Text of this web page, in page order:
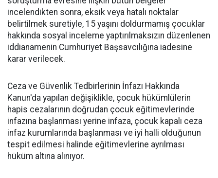
incelendikten sonra, eksik veya hatalı noktalar
belirtilmek suretiyle, 15 yaşını doldurmamış çocuklar
hakkında sosyal inceleme yaptırılmaksızın düzenlenen
iddianamenin Cumhuriyet Başsavcılığına iadesine
karar verilecek.
Ceza ve Güvenlik Tedbirlerinin İnfazı Hakkında
Kanun'da yapılan değişiklikle, çocuk hükümlülerin
hapis cezalarının doğrudan çocuk eğitimevlerinde
infazına başlanması yerine infaza, çocuk kapalı ceza
infaz kurumlarında başlanması ve iyi halli olduğunun
tespit edilmesi halinde eğitimevlerine ayrılması
hüküm altına alınıyor.